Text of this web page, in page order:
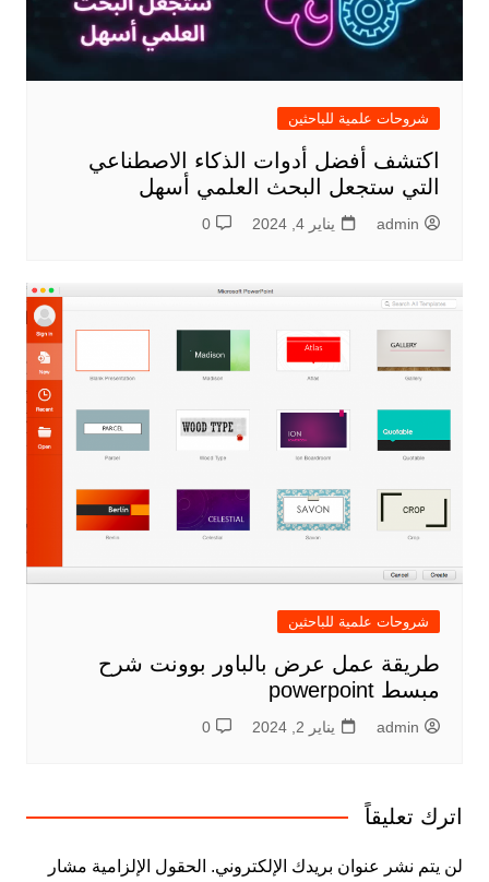
شروحات علمية للباحثين
اكتشف أفضل أدوات الذكاء الاصطناعي
التي ستجعل البحث العلمي أسهل
admin يناير 4, 2024 0
شروحات علمية للباحثين
طريقة عمل عرض بالباور بوونت شرح
مبسط powerpoint
admin يناير 2, 2024 0
اترك تعليقاً
لن يتم نشر عنوان بريدك الإلكتروني. الحقول الإلزامية مشار